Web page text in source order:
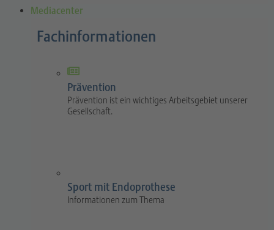
Mediacenter
Fachinformationen
Prävention
Prävention ist ein wichtiges Arbeitsgebiet unserer
Gesellschaft.
Sport mit Endoprothese
Informationen zum Thema